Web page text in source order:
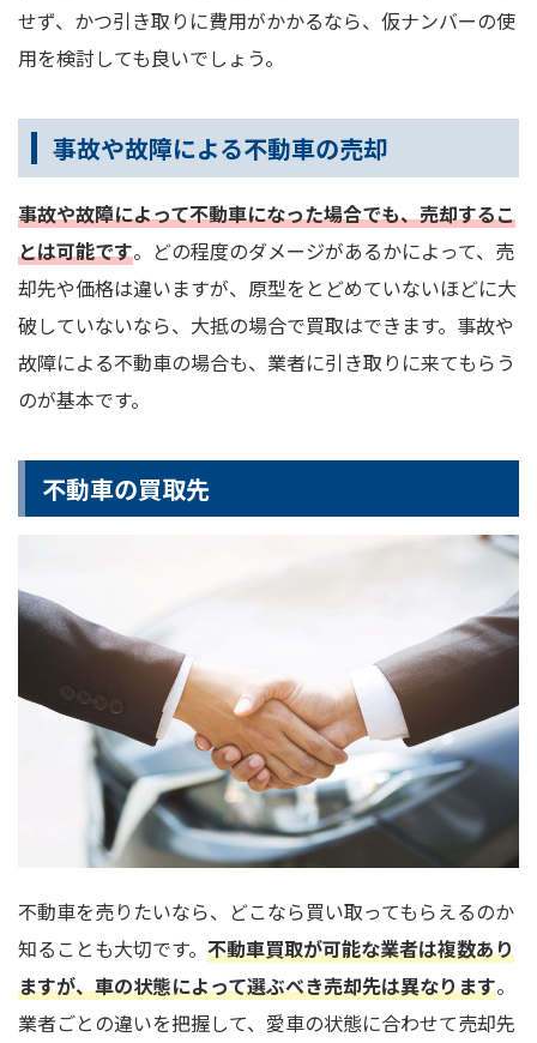
せず、かつ引き取りに費用がかかるなら、仮ナンバーの使
用を検討しても良いでしょう。
事故や故障による不動車の売却
事故や故障によって不動車になった場合でも、売却するこ
とは可能です。どの程度のダメージがあるかによって、売
却先や価格は違いますが、原型をとどめていないほどに大
破していないなら、大抵の場合で買取はできます。事故や
故障による不動車の場合も、業者に引き取りに来てもらう
のが基本です。
不動車の買取先
不動車を売りたいなら、どこなら買い取ってもらえるのか
知ることも大切です。 不動車買取が可能な業者は複数あり
ますが、車の状態によって選ぶべき売却先は異なります。
業者ごとの違いを把握して、愛車の状態に合わせて売却先